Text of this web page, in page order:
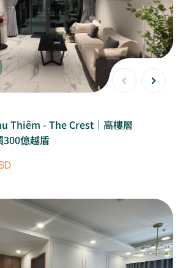
Thiêm - The Crest｜高樓層
300億越盾